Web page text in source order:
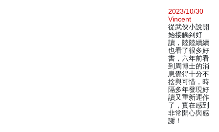
2023/10/30
Vincent
從武俠小說開
始接觸到好
讀，陸陸續續
也看了很多好
書，六年前看
到周博士的消
息覺得十分不
捨與可惜，時
隔多年發現好
讀又重新運作
了，實在感到
非常開心與感
謝！